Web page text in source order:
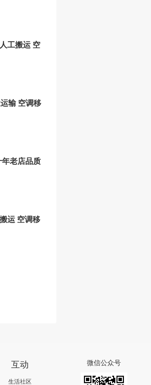
工搬运 空
输 空调移
老店品质
运 空调移
互动
生活社区
微信公众号